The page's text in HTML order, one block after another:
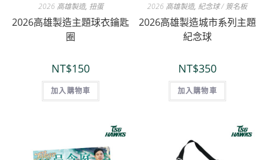
2026 高雄製造, 扭蛋
2026高雄製造主題球衣鑰匙
圈
NT$150
加入購物車
2026 高雄製造, 紀念球 / 簽名板
2026高雄製造城市系列主題
紀念球
NT$350
加入購物車